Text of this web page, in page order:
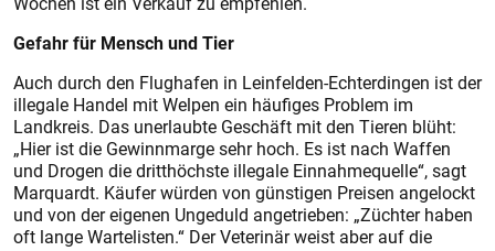
Gefahr für Mensch und Tier
Auch durch den Flughafen in Leinfelden-Echterdingen ist der
illegale Handel mit Welpen ein häufiges Problem im
Landkreis. Das unerlaubte Geschäft mit den Tieren blüht:
„Hier ist die Gewinnmarge sehr hoch. Es ist nach Waffen
und Drogen die dritthöchste illegale Einnahmequelle“, sagt
Marquardt. Käufer würden von günstigen Preisen angelockt
und von der eigenen Ungeduld angetrieben: „Züchter haben
oft lange Wartelisten.“ Der Veterinär weist aber auf die